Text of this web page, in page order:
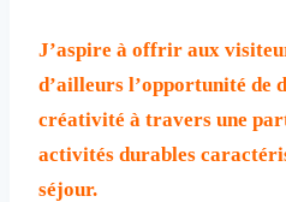
J’aspire à offrir aux
d’ailleurs l’opportunité de
créativité à travers une
activités durables
séjour.